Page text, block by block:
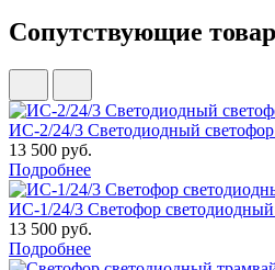
Сопутствующие
ИС-2/24/3 Светодиодный
13 500 руб.
Подробнее
ИС-1/24/3 Светофор
13 500 руб.
Подробнее